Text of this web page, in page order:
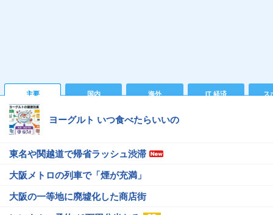
主要 国内 海外 IT 経済 ス
ヨーグルト いつ食べたらいいの
東名や関越道で帰省ラッシュ渋滞
大阪メトロの列車で「煙が充満」
大阪の一等地に廃墟化した商店街